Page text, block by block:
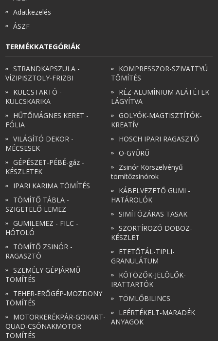
Adatkezelés
ÁSZF
TERMÉKKATEGÓRIÁK
STRANDKAPSZULA -
VÍZIPISZTOLY-FRIZBI
KULCSTARTÓ -
KULCSKARIKA
HŰTŐMÁGNES KERET -
FÓLIA
VILÁGÍTÓ DEKOR -
MÉCSESEK
GÉPÉSZET-PÉBÉ-gáz -
KÉSZLETEK
IPARI KARIMA TÖMÍTÉS
TÖMÍTŐ TÁBLA -
SZIGETELŐ LEMEZ
GUMILEMEZ - FILC -
HÓTOLÓ
TÖMÍTŐ ZSINÓR -
RAGASZTÓ
SZEMÉLY GÉPJÁRMŰ
TÖMÍTÉS
TEHER-ERŐGÉP-MOZDONY
TÖMÍTÉS
MOTORKERÉKPÁR-GOKART-
QUAD-CSÓNAKMOTOR
TÖMÍTÉS
KOMPRESSZOR-SZIVATTYÚ
TÖMÍTÉS
RÉZ-ALUMÍNIUM ALÁTÉTEK
LÁGYÍTVA
GOLYÓK-MAGTISZTÍTÓK-
KREATÍV
HOSCH IPARI RAGASZTÓ
O-GYŰRŰ
Zsinór Körszelvényű
tömítőzsinórok
KÁBELVEZETŐ GUMI -
HATÁROLÓK
SIMÍTÓZÁRAS TASAK
SZORTÍROZÓ DOBOZ-
KÉSZLET
ETETŐTÁL-TIPLI-
GRANULÁTUM
KÖTÖZŐK-JELÖLŐK-
IRATTARTÓK
TÖMLŐBILINCS
LEÉRTÉKELT-MARADÉK
ANYAGOK